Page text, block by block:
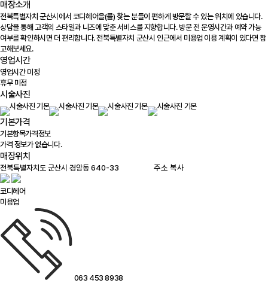
매장소개
전북특별자치 군산시에서 코디헤어을(를) 찾는 분들이 편하게 방문할 수 있는 위치에 있습니다.
상담을 통해 고객의 스타일과 니즈에 맞춘 서비스를 지향합니다. 방문 전 운영시간과 예약 가능
여부를 확인하시면 더 편리합니다. 전북특별자치 군산시 인근에서 미용업 이용 계획이 있다면 참
고해보세요.
영업시간
영업시간 미정
휴무 미정
시술사진
기본가격
기본항목가격정보
가격 정보가 없습니다.
매장위치
주소 복사
코디헤어
미용업
063 453 8938